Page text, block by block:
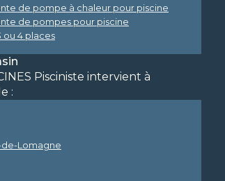
de pompe à chaleur pour piscine
de pompes pour piscine
ou 4 places
Pisciniste intervient à
:
Lomagne